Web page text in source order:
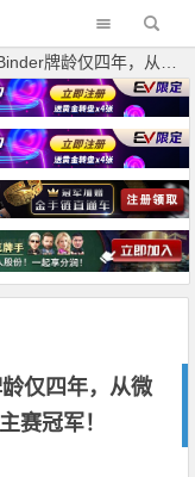
额级别一路攀升到WSOP天堂岛主赛冠军！
仅四年，从微
赛冠军！